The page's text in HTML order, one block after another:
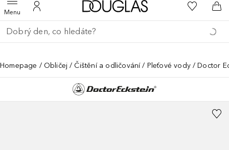
MenuOtevřít menuK mému účtu
Domů K mému
Do
Vraťte se
Proveďte vyhledávání
Homepage Obličej Čištění a odličování Pleťové vody Doctor